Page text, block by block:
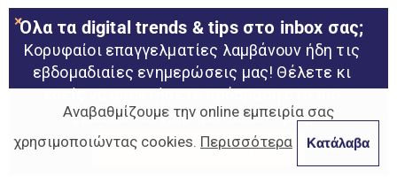
Facebook
YouTubeInstagram
TwitterLinkedIn
Rss
Behance
Όλα τα digital trends & tips στο inbox σας;
Κορυφαίοι επαγγελματίες λαμβάνουν ήδη τις
εβδομαδιαίες ενημερώσεις μας! Θέλετε κι
εσείς να αποκτήσετε πρόσβαση στο πιο
φρέσκο και χρήσιμο content μας;
ΚΑΝΤΕ ΕΓΓΡΑΦΗ ΤΩΡΑ
Αναβαθμίζουμε την online εμπειρία σας
χρησιμοποιώντας cookies. Περισσότερα Κατάλαβα